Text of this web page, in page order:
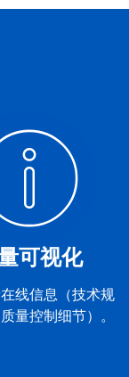
可视化
线信息（技术规
量控制细节）。